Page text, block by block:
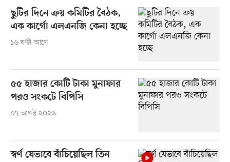
ছুটির দিনে ক্রয় কমিটির বৈঠক,
এক কার্গো এলএনজি কেনা হচ্ছে
১৬ ঘণ্টা আগে
৫৫ হাজার কোটি টাকা মুনাফার
পরও সংকটে বিপিসি
০৭ আগস্ট ২০২৬
স্বর্ণ যেভাবে বাঁচিয়েছিল তিন